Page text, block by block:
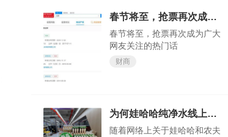
春节将至，抢票再次成为广大网友关注的热门话题
春节将至，抢票再次成为广大
网友关注的热门话
财商
为何娃哈哈纯净水线上会卖断货？
随着网络上关于娃哈哈和农夫